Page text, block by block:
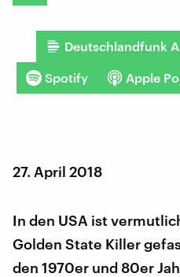
Deutschlandfunk
Spotify Apple
27. April 2018
In den USA ist
Golden State Killer
den 1970er und 80er